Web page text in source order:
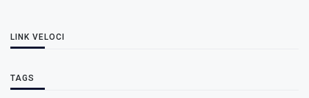
LINK VELOCI
TAGS